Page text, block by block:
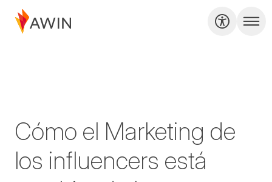
Cómo el Marketing de
los influencers está